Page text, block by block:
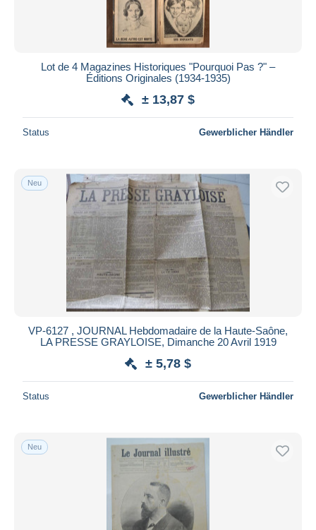
Mastercard
Bancontact
Maestro
Wohnsitz des Verkäufers
Weltweit
Übernehmen
Lot de 4 Magazines Historiques "Pourquoi Pas ?" –
Éditions Originales (1934-1935)
± 13,87 $
Status Gewerblicher Händler
Neu
VP-6127 , JOURNAL Hebdomadaire de la Haute-Saône,
LA PRESSE GRAYLOISE, Dimanche 20 Avril 1919
± 5,78 $
Status Gewerblicher Händler
Neu